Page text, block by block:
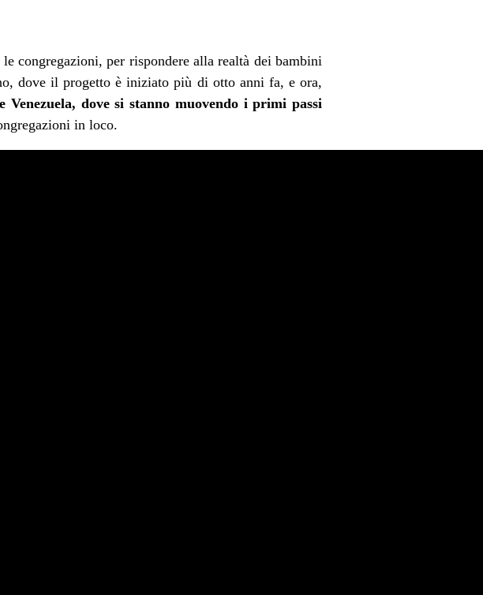
congregazioni, per rispondere alla realtà dei bambini
dove il progetto è iniziato più di otto anni fa, e ora,
dove si stanno muovendo i primi passi
in loco.